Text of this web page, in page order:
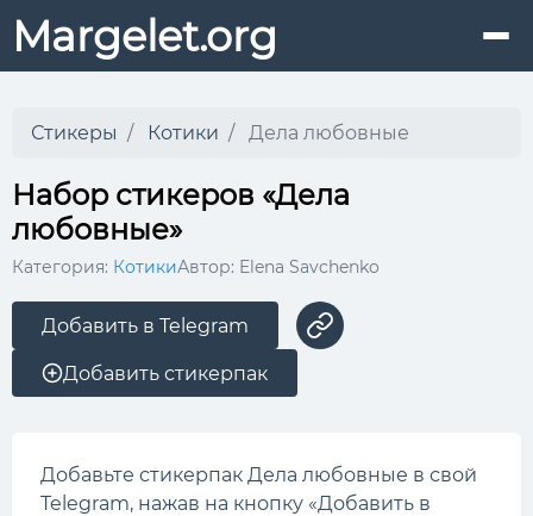
Margelet.org
Стикеры Котики Дела любовные
Набор стикеров «Дела
любовные»
Категория: КотикиАвтор: Elena Savchenko
Добавить в Telegram
Добавить стикерпак
Добавьте стикерпак Дела любовные в свой
Telegram, нажав на кнопку «Добавить в